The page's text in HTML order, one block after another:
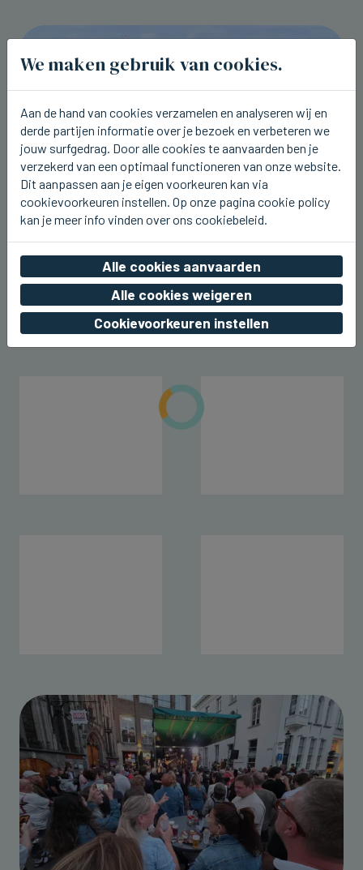
ZEEBRUGGE
Cruiseschip Queen Mary 2 kwam
vandaag terug naar Zeebrugge
wo 05 augustus 2026, 22:43
We maken gebruik van cookies.
Aan de hand van cookies verzamelen en analyseren wij en
derde partijen informatie over je bezoek en verbeteren we
jouw surfgedrag. Door alle cookies te aanvaarden ben je
verzekerd van een optimaal functioneren van onze website.
Dit aanpassen aan je eigen voorkeuren kan via
cookievoorkeuren instellen. Op onze pagina cookie policy
kan je meer info vinden over ons cookiebeleid.
Alle cookies aanvaarden
Alle cookies weigeren
Cookievoorkeuren instellen